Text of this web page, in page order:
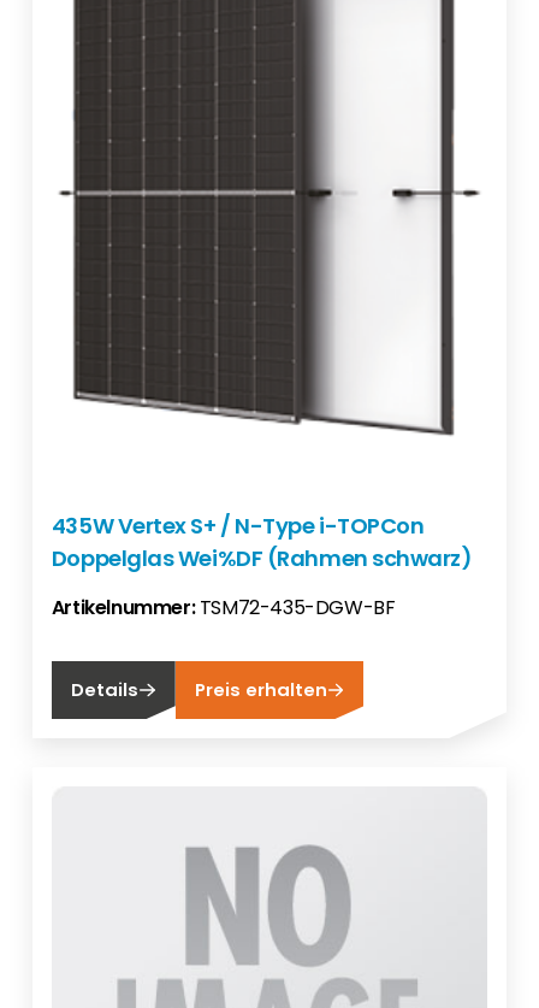
435W Vertex S+ / N-Type i-TOPCon
Doppelglas Wei%DF (Rahmen schwarz)
Artikelnummer:TSM72-435-DGW-BF
Details Preis erhalten